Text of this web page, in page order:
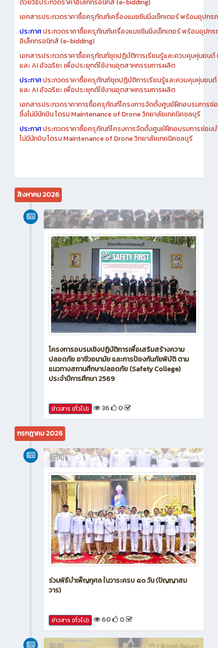
ประกาศ ประกวดราคาซื้อครุภัณฑ์ห้องปฏิบัติการเรียนรู้สร้างสรรค์สื่อโ
ด้วยวิธีประกวดราคาอิเล็กทรอนิกส์ (e-bidding)
เอกสารประกวดราคาซื้อครุภัณฑ์เครื่องแมชชีนนิ่งเซ็กเตอร์ พร้อมอุปก
ประกาศประกวดราคาซื้อครุภัณฑ์เครื่องแมชชีนนิ่งเซ็กเตอร์ พร้อมอุปก
อิเล็กทรอนิกส์ (e-bidding)
เอกสารประกวดราคาซื้อครุภัณฑ์ชุดปฏิบัติการเรียนรู้และควบคุมหุ่นยน
และ AI อัจฉริยะ เพื่อประยุกต์ใช้งานอุตสาหกรรมการผลิต
ประกาศประกวดราคาซื้อครุภัณฑ์ชุดปฏิบัติการเรียนรู้และควบคุมหุ่นยน
และ AI อัจฉริยะ เพื่อประยุกต์ใช้งานอุตสาหกรรมการผลิต
เอกสารประกวดราคาการซื้อครุภัณฑ์โครงการจัดตั้งศูนย์ฝึกอบรมการซ่
ซึ่งไม่มีนักบิน โดรน Maintenance of Drone วิทยาลัยเทคนิคชลบุรี
ประกาศประกวดราคาซื้อครุภัณฑ์โครงการจัดตั้งศูนย์ฝึกอบรมการซ่อมบ
สิงหาคม 2026
2 วัน ที่ผ่านมา
新闻
โครงการอบรมเชิงปฏิบัติการเพื่อเสริมสร้างความ
ปลอดภัย อาชีวอนามัย และการป้องกันภัยพิบัติ ตาม
แนวทางสถานศึกษาปลอดภัย (Safety College)
36 0
กรกฎาคม 2026
新闻
ร่วมพิธีบำเพ็ญกุศล ในวาระครบ ๕๐ วัน (ปัญญาสม
ข่าวสาร (ทั่วไป) 60 0